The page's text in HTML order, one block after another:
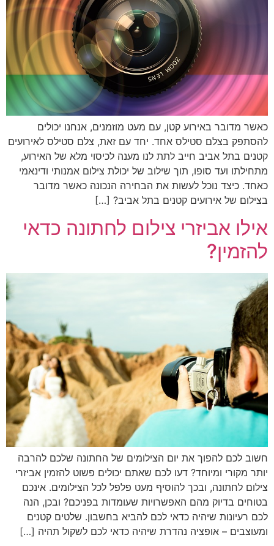
כאשר מדובר באירוע קטן, עם מעט מוזמנים, אנחנו יכולים
להסתפק בצלם סטילס אחד. יחד עם זאת, צלם סטילס לאירועים
קטנים בתל אביב חייב לתת לנו מענה לכיסוי מלא של האירוע,
מתחילתו ועד סופו, תוך שילוב של יכולת צילום אמנותי ודינאמי
כאחד. כיצד נוכל לעשות את הבחירה הנכונה כאשר מדובר
בצילום של אירועים קטנים בתל אביב? […]
אילו אביזרי צילום לחתונה כדאי
להזמין?
חשוב לכם להפוך את יום הצילומים של החתונה שלכם להרבה
יותר מקורי ומיוחד? דעו לכם שאתם יכולים פשוט להזמין אביזרי
צילום לחתונה, ובכך להוסיף מעט פלפל לכל הצילומים. אינכם
בטוחים בדיוק מהם האפשרויות שעומדות בפניכם? ובכן, הנה
לכם רעיונות שיהיה כדאי לכם להביא בחשבון. שלטים קטנים
ומעוצבים – אופציה נהדרת שיהיה כדאי לכם לשקול תהיה […]